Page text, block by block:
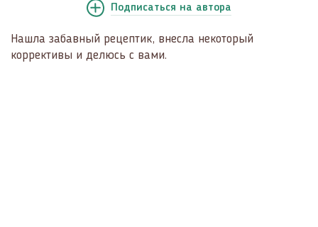
Подписаться на автора
Нашла забавный рецептик, внесла некоторый
коррективы и делюсь с вами.